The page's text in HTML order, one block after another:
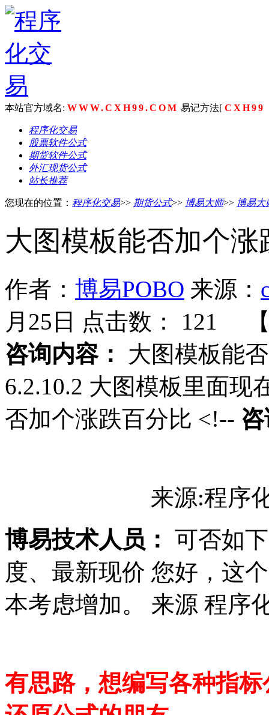
本站官方域名: WWW.CXH99.COM 易记方法[ CXH99
程序化交易
股票软件公式
期货软件公式
外汇现货公式
站长推荐
您现在的位置： 程序化交易>> 期货公式>> 博易大师>> 博易大
大图模板能否加个
作者： 博易POBO 来源：
月25日 点击数： 121
咨询内容：
大图模板能
6.2.10.2 大图模板里面现
否加个涨跌百分比 <!--
来源:程序
博易技术人员： 可否如
度、最新现价 您好，这
本考虑增加。 来源 程序
有思路，想编写各种指